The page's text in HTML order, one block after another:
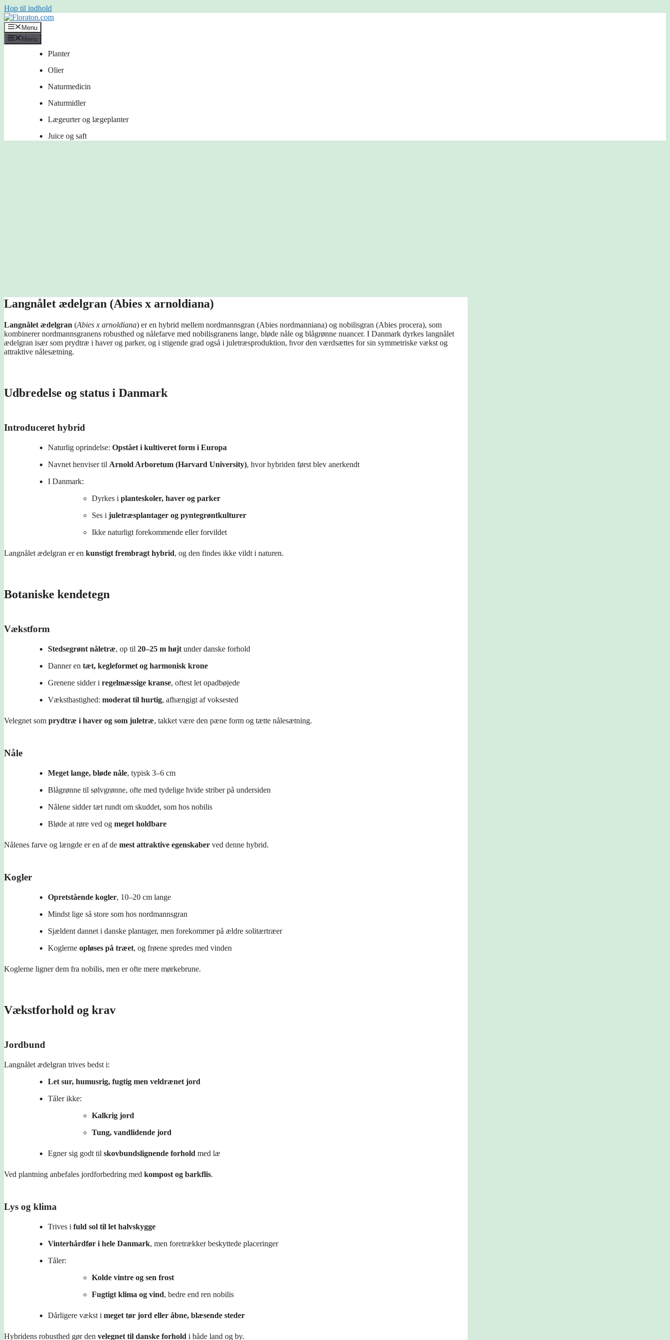
Hop til indhold
Menu
Menu
Planter
Olier
Naturmedicin
Naturmidler
Lægeurter og lægeplanter
Juice og saft
Langnålet ædelgran (Abies x arnoldiana)
Langnålet ædelgran (Abies x arnoldiana) er en hybrid mellem nordmannsgran (Abies nordmanniana) og nobilisgran (Abies procera), som
kombinerer nordmannsgranens robusthed og nålefarve med nobilisgranens lange, bløde nåle og blågrønne nuancer. I Danmark dyrkes langnålet
ædelgran især som prydtræ i haver og parker, og i stigende grad også i juletræsproduktion, hvor den værdsættes for sin symmetriske vækst og
attraktive nålesætning.
Udbredelse og status i Danmark
Introduceret hybrid
Naturlig oprindelse: Opstået i kultiveret form i Europa
Navnet henviser til Arnold Arboretum (Harvard University), hvor hybriden først blev anerkendt
I Danmark:
Dyrkes i planteskoler, haver og parker
Ses i juletræsplantager og pyntegrøntkulturer
Ikke naturligt forekommende eller forvildet
Langnålet ædelgran er en kunstigt frembragt hybrid, og den findes ikke vildt i naturen.
Botaniske kendetegn
Vækstform
Stedsegrønt nåletræ, op til 20–25 m højt under danske forhold
Danner en tæt, kegleformet og harmonisk krone
Grenene sidder i regelmæssige kranse, oftest let opadbøjede
Væksthastighed: moderat til hurtig, afhængigt af voksested
Velegnet som prydtræ i haver og som juletræ, takket være den pæne form og tætte nålesætning.
Nåle
Meget lange, bløde nåle, typisk 3–6 cm
Blågrønne til sølvgrønne, ofte med tydelige hvide striber på undersiden
Nålene sidder tæt rundt om skuddet, som hos nobilis
Bløde at røre ved og meget holdbare
Nålenes farve og længde er en af de mest attraktive egenskaber ved denne hybrid.
Kogler
Opretstående kogler, 10–20 cm lange
Mindst lige så store som hos nordmannsgran
Sjældent dannet i danske plantager, men forekommer på ældre solitærtræer
Koglerne opløses på træet, og frøene spredes med vinden
Koglerne ligner dem fra nobilis, men er ofte mere mørkebrune.
Vækstforhold og krav
Jordbund
Langnålet ædelgran trives bedst i:
Let sur, humusrig, fugtig men veldrænet jord
Tåler ikke:
Kalkrig jord
Tung, vandlidende jord
Egner sig godt til skovbundslignende forhold med læ
Ved plantning anbefales jordforbedring med kompost og barkflis.
Lys og klima
Trives i fuld sol til let halvskygge
Vinterhårdfør i hele Danmark, men foretrækker beskyttede placeringer
Tåler:
Kolde vintre og sen frost
Fugtigt klima og vind, bedre end ren nobilis
Dårligere vækst i meget tør jord eller åbne, blæsende steder
Hybridens robusthed gør den velegnet til danske forhold i både land og by.